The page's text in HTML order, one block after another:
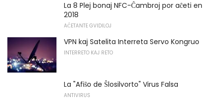
La 8 Plej bonaj NFC-Ĉambroj por aĉeti en
2018
AĈETANTE GVIDILOJ
VPN kaj Satelita Interreta Servo Kongruo
INTERRETO KAJ RETO
La "Afiŝo de Ŝlosilvorto" Virus Falsa
ANTIVIRUS